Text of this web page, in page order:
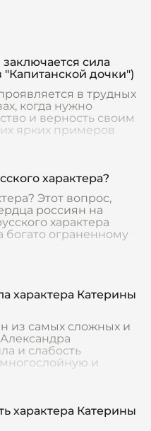
сила
дочки")
в трудных
когда нужно
и верность своим
ярких примеров
характера?
Этот вопрос,
россиян на
характера
богато ограненному
характера Катерины
из самых сложных и
и слабость
и
характера Катерины